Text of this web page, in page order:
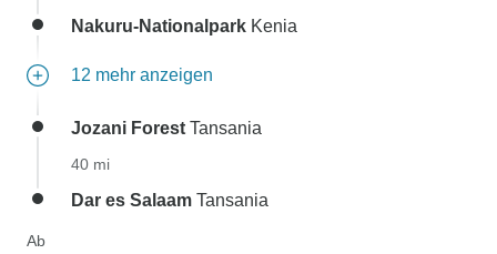
Nakuru-Nationalpark Kenia
12 mehr anzeigen
Jozani Forest Tansania
40 mi
Dar es Salaam Tansania
Ab